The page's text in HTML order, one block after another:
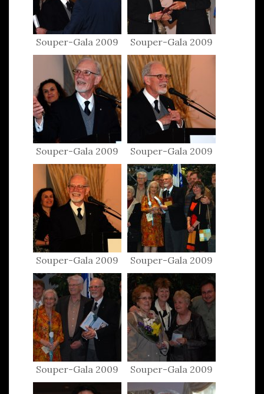
Souper-Gala 2009 Souper-Gala 2009
Souper-Gala 2009 Souper-Gala 2009
Souper-Gala 2009 Souper-Gala 2009
Souper-Gala 2009 Souper-Gala 2009